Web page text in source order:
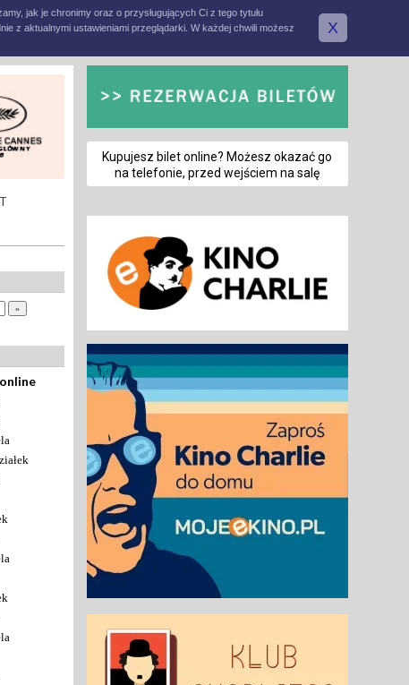
jak je chronimy oraz o przysługujących Ci z tego tytułu
z aktualnymi ustawieniami przeglądarki. W każdej chwili możesz
X
Kupujesz bilet online? Możesz okazać go
na telefonie, przed wejściem na salę